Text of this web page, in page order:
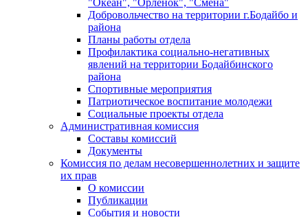
"Океан", "Орленок", "Смена"
Добровольчество на территории г.Бодайбо и
района
Планы работы отдела
Профилактика социально-негативных
явлений на территории Бодайбинского
района
Спортивные мероприятия
Патриотическое воспитание молодежи
Социальные проекты отдела
Административная комиссия
Составы комиссий
Документы
Комиссия по делам несовершеннолетних и защите
их прав
О комиссии
Публикации
События и новости